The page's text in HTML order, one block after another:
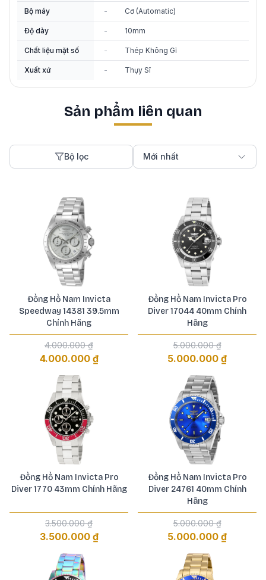
Bộ máy - Cơ (Automatic)
Độ dày - 10mm
Chất liệu mặt số - Thép Không Gỉ
Xuất xứ - Thụy Sĩ
Sản phẩm liên quan
Bộ lọc Mới nhất
Đồng Hồ Nam Invicta
Speedway 14381 39.5mm
Chính Hãng
4.000.000 ₫
4.000.000 ₫
Đồng Hồ Nam Invicta Pro
Diver 17044 40mm Chính
Hãng
5.000.000 ₫
5.000.000 ₫
Đồng Hồ Nam Invicta Pro
Diver 1770 43mm Chính Hãng
3.500.000 ₫
3.500.000 ₫
Đồng Hồ Nam Invicta Pro
Diver 24761 40mm Chính
Hãng
5.000.000 ₫
5.000.000 ₫